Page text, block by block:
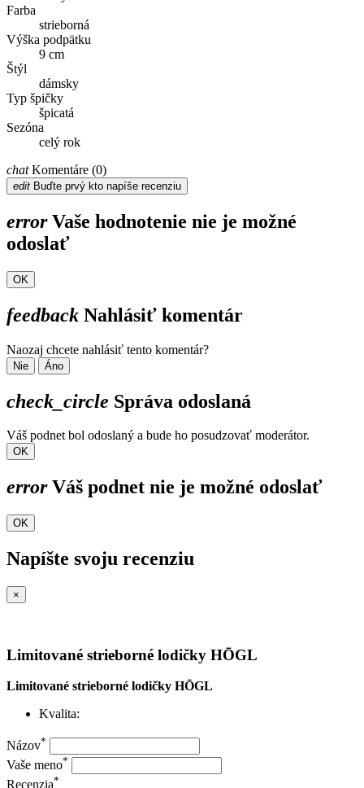
Farba
strieborná
Výška podpätku
9 cm
Štýl
dámsky
Typ špičky
špicatá
Sezóna
celý rok
chatKomentáre (0)
edit Buďte prvý kto napíše recenziu
errorVaše hodnotenie nie je možné
odoslať
OK
feedback Nahlásiť komentár
Naozaj chcete nahlásiť tento komentár?
Nie Áno
check_circle Správa odoslaná
Váš podnet bol odoslaný a bude ho posudzovať moderátor.
OK
errorVáš podnet nie je možné odoslať
OK
Napíšte svoju recenziu
×
Limitované strieborné lodičky HŌGL
Limitované strieborné lodičky HŌGL
Kvalita:
Názov*
Vaše meno*
Recenzia*